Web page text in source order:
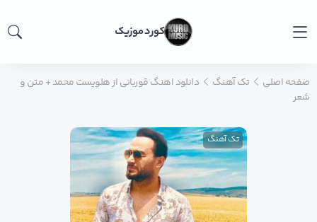
کورد موزیک
صفحه اصلی تک آهنگ
دانلود اهنگ قوربانی از هلویست محمد + متن و
شعر
تک آهنگ